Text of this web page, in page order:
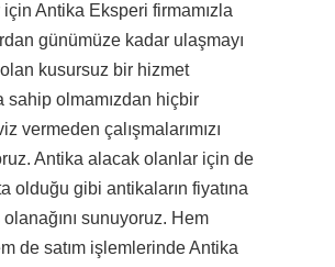
Antika Eksperi firmamızla
günümüze kadar ulaşmayı
olan kusursuz bir hizmet
sahip olmamızdan hiçbir
vermeden çalışmalarımızı
Antika alacak olanlar için de
olduğu gibi antikaların fiyatına
olanağını sunuyoruz. Hem
de satım işlemlerinde Antika